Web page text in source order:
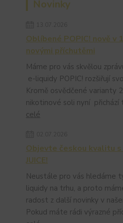
Novinky
Oblíbené POPIC! nově v
novými příchutěmi
Máme pro vás skvělou
e-liquidy POPIC! rozšiřují
Kromě osvědčené varianty
nikotinové soli nyní přichází
celé
Objevte českou kvalitu
JUICE!
Neustále pro vás hledáme
liquidy na trhu, a proto
radost z další novinky v
Pokud máte rádi výrazné